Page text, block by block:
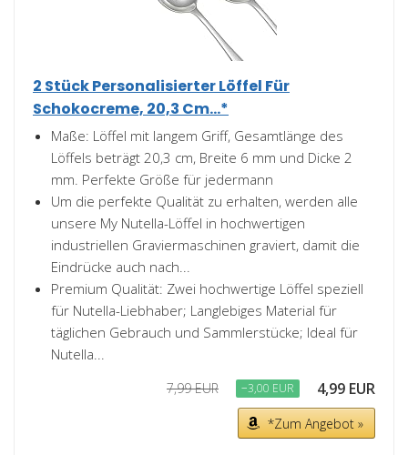
2 Stück Personalisierter Löffel Für
Schokocreme, 20,3 Cm...*
Maße: Löffel mit langem Griff, Gesamtlänge des
Löffels beträgt 20,3 cm, Breite 6 mm und Dicke 2
mm. Perfekte Größe für jedermann
Um die perfekte Qualität zu erhalten, werden alle
unsere My Nutella-Löffel in hochwertigen
industriellen Graviermaschinen graviert, damit die
Eindrücke auch nach...
Premium Qualität: Zwei hochwertige Löffel speziell
für Nutella-Liebhaber; Langlebiges Material für
täglichen Gebrauch und Sammlerstücke; Ideal für
Nutella...
7,99 EUR −3,00 EUR 4,99 EUR
*Zum Angebot »